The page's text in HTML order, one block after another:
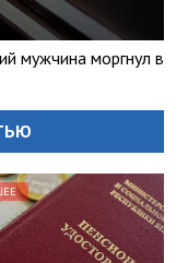
мужчина моргнул в